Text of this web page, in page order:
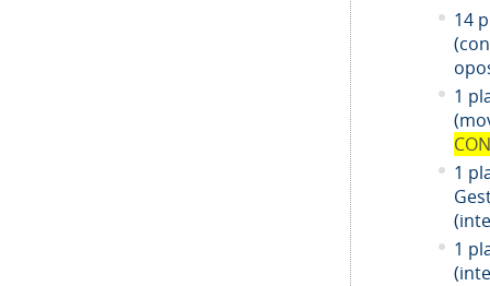
14
1
1
1